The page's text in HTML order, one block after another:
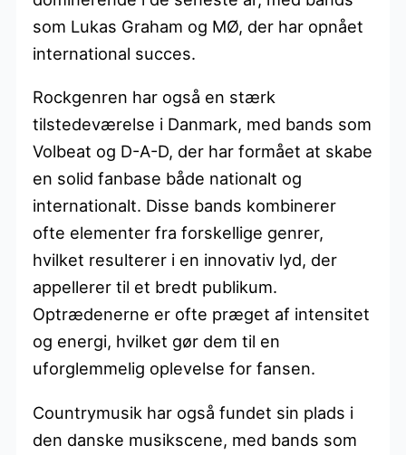
som Lukas Graham og MØ, der har opnået
international succes.
Rockgenren har også en stærk
tilstedeværelse i Danmark, med bands som
Volbeat og D-A-D, der har formået at skabe
en solid fanbase både nationalt og
internationalt. Disse bands kombinerer
ofte elementer fra forskellige genrer,
hvilket resulterer i en innovativ lyd, der
appellerer til et bredt publikum.
Optrædenerne er ofte præget af intensitet
og energi, hvilket gør dem til en
uforglemmelig oplevelse for fansen.
Countrymusik har også fundet sin plads i
den danske musikscene, med bands som